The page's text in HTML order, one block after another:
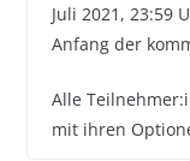
Juli 2021, 23:59
Anfang der
Alle
mit ihren